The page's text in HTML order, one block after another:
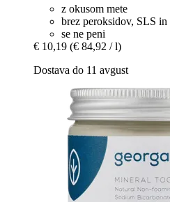
z okusom mete
brez peroksidov, SLS
se ne peni
€ 10,19 (€ 84,92 / l)
Dostava do 11 avgust